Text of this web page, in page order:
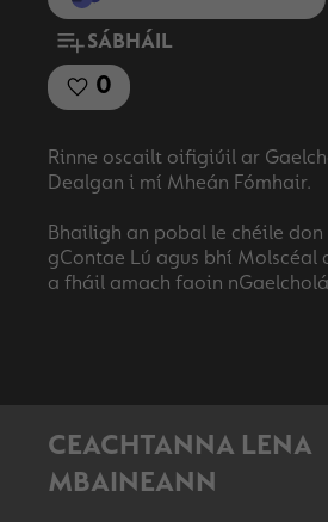
SÁBHÁIL
0
Rinne oscailt oifigiúil ar
Dealgan i mí Mheán Fómhair.
Bhailigh an pobal le chéile
gContae Lú agus bhí Molscéal
CEACHTANNA LENA
MBAINEANN